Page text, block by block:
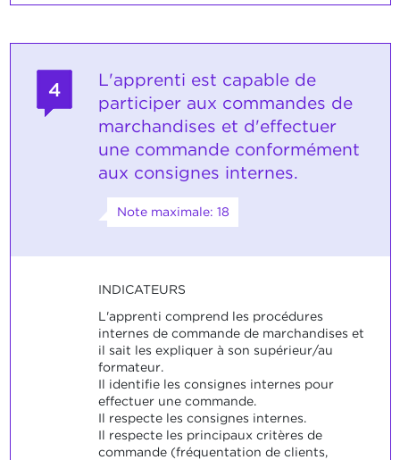
4
L'apprenti est capable de
participer aux commandes de
marchandises et d'effectuer
une commande conformément
aux consignes internes.
Note maximale: 18
INDICATEURS
L'apprenti comprend les procédures
internes de commande de marchandises et
il sait les expliquer à son supérieur/au
formateur.
Il identifie les consignes internes pour
effectuer une commande.
Il respecte les consignes internes.
Il respecte les principaux critères de
commande (fréquentation de clients,